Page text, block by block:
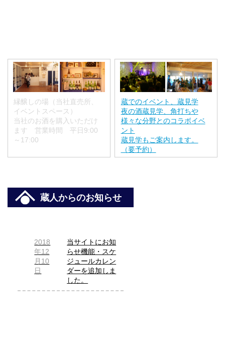
縁醸しの場（当社直売所、
イベントスペース）
当社のお酒を購入いただけ
ます 営業時間 平日9:00
～17:00
蔵でのイベント、蔵見学
夜の酒蔵見学、角打ちや
様々な分野とのコラボイベ
ント
蔵見学もご案内します。
（要予約）
蔵人からのお知らせ
2018
年12
月10
日
当サイトにお知
らせ機能・スケ
ジュールカレン
ダーを追加しま
した。